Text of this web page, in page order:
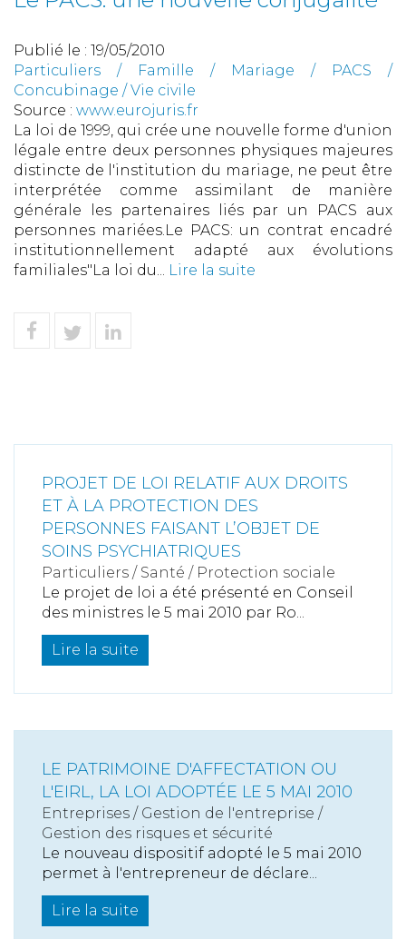
Publié le : 19/05/2010
Particuliers / Famille /
Mariage / PACS /
Concubinage / Vie civile
Source : www.eurojuris.fr
La loi de 1999, qui crée une nouvelle forme d'union
légale entre deux personnes physiques majeures
distincte de l'institution du mariage, ne peut être
interprétée comme assimilant de manière
générale les partenaires liés par un PACS aux
personnes mariées.Le PACS: un contrat encadré
institutionnellement adapté aux évolutions
familiales"La loi du... Lire la suite
PROJET DE LOI RELATIF AUX DROITS
ET À LA PROTECTION DES
PERSONNES FAISANT L’OBJET DE
SOINS PSYCHIATRIQUES
Particuliers / Santé / Protection sociale
Le projet de loi a été présenté en Conseil
des ministres le 5 mai 2010 par Ro...
Lire la suite
LE PATRIMOINE D'AFFECTATION OU
L'EIRL, LA LOI ADOPTÉE LE 5 MAI 2010
Entreprises / Gestion de l'entreprise /
Gestion des risques et sécurité
Le nouveau dispositif adopté le 5 mai 2010
permet à l'entrepreneur de déclare...
Lire la suite